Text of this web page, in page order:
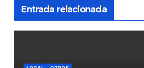
Entrada relacionada